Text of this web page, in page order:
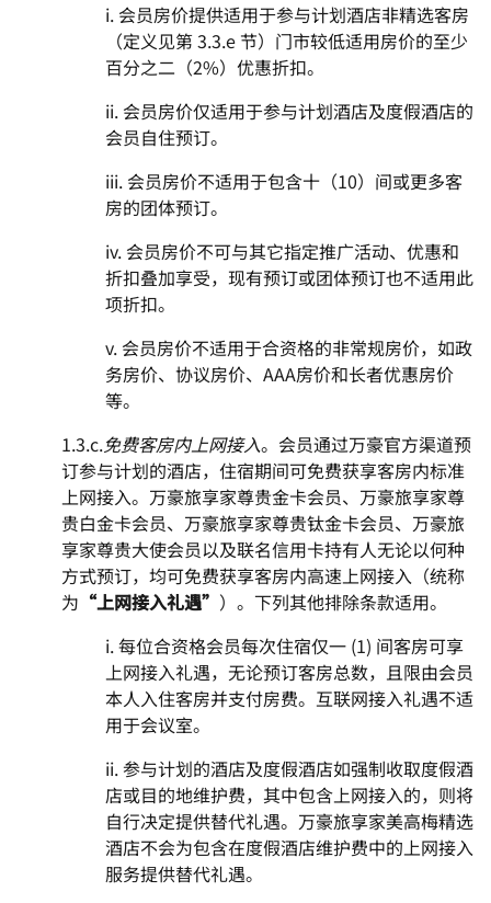
i. 会员房价提供适用于参与计划酒店非精选客房
（定义见第 3.3.e 节）门市较低适用房价的至少
百分之二（2%）优惠折扣。
ii. 会员房价仅适用于参与计划酒店及度假酒店的
会员自住预订。
iii. 会员房价不适用于包含十（10）间或更多客
房的团体预订。
iv. 会员房价不可与其它指定推广活动、优惠和
折扣叠加享受，现有预订或团体预订也不适用此
项折扣。
v. 会员房价不适用于合资格的非常规房价，如政
务房价、协议房价、AAA房价和长者优惠房价
等。
1.3.c.免费客房内上网接入。会员通过万豪官方渠道预
订参与计划的酒店，住宿期间可免费获享客房内标准
上网接入。万豪旅享家尊贵金卡会员、万豪旅享家尊
贵白金卡会员、万豪旅享家尊贵钛金卡会员、万豪旅
享家尊贵大使会员以及联名信用卡持有人无论以何种
方式预订，均可免费获享客房内高速上网接入（统称
为 “上网接入礼遇” ）。下列其他排除条款适用。
i. 每位合资格会员每次住宿仅一 (1) 间客房可享
上网接入礼遇，无论预订客房总数，且限由会员
本人入住客房并支付房费。互联网接入礼遇不适
用于会议室。
ii. 参与计划的酒店及度假酒店如强制收取度假酒
店或目的地维护费，其中包含上网接入的，则将
自行决定提供替代礼遇。万豪旅享家美高梅精选
酒店不会为包含在度假酒店维护费中的上网接入
服务提供替代礼遇。